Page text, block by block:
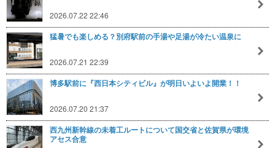
2026.07.22 22:46
猛暑でも楽しめる？別府駅前の手湯や足湯が冷たい温泉に
2026.07.21 22:39
博多駅前に『西日本シティビル』が明日いよいよ開業！！
2026.07.20 21:37
西九州新幹線の未着工ルートについて国交省と佐賀県が環境
アセス合意